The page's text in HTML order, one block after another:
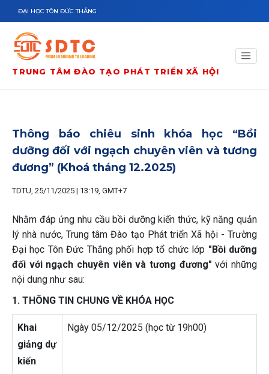
Nhảy đến nội dung
ĐẠI HỌC TÔN ĐỨC THẮNG
TRUNG TÂM ĐÀO TẠO PHÁT TRIỂN XÃ HỘI
Thông báo chiêu sinh khóa học “Bồi
dưỡng đối với ngạch chuyên viên và tương
đương” (Khoá tháng 12.2025)
TDTU, 25/11/2025 | 13:19, GMT+7
Nhằm đáp ứng nhu cầu bồi dưỡng kiến thức, kỹ năng quản
lý nhà nước, Trung tâm Đào tạo Phát triển Xã hội - Trường
Đại học Tôn Đức Thắng phối hợp tổ chức lớp "Bồi dưỡng
đối với ngạch chuyên viên và tương đương" với những
nội dung như sau:
1. THÔNG TIN CHUNG VỀ KHÓA HỌC
Khai
giảng dự
kiến
Ngày 05/12/2025 (học từ 19h00)